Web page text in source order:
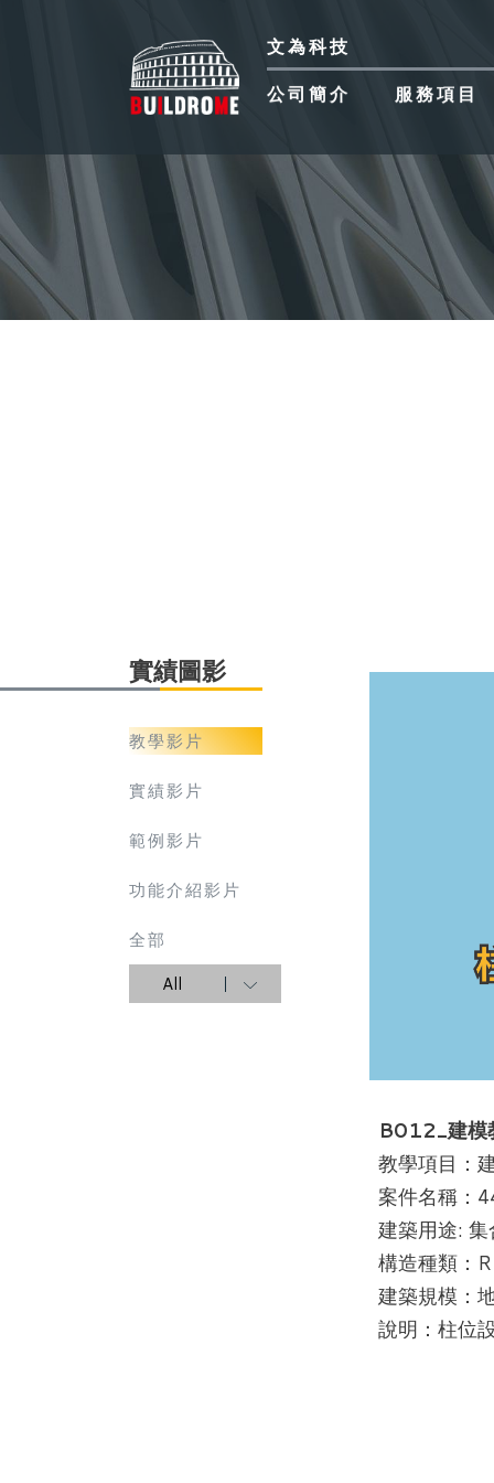
公司簡介
公司簡介 服務項目
服務項目
實績圖影
教學影片
實績影片
範例影片
功能介紹影片
全部
B012_建模
教學項目：
案件名稱：
建築用途:
構造種類：
建築規模：
說明：柱位